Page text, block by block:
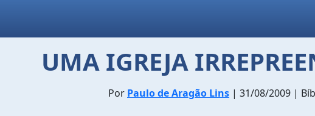
UMA IGREJA
Por Paulo de Aragão Lins | 31/08/2009 |